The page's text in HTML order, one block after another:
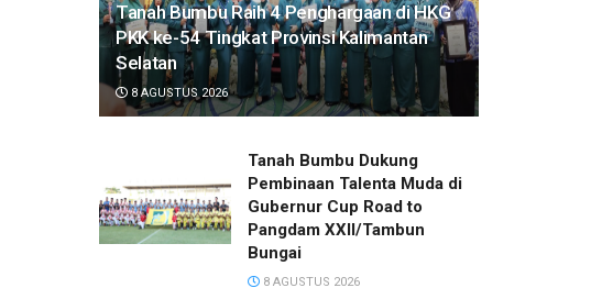
Tanah Bumbu Raih 4 Penghargaan di HKG
PKK ke-54 Tingkat Provinsi Kalimantan
Selatan
8 AGUSTUS 2026
Tanah Bumbu Dukung
Pembinaan Talenta Muda di
Gubernur Cup Road to
Pangdam XXII/Tambun
Bungai
8 AGUSTUS 2026